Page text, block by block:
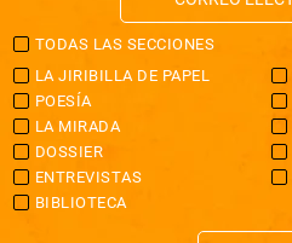
TODAS LAS SECCIONES
LA JIRIBILLA DE PAPEL
POESÍA
LA MIRADA
DOSSIER
ENTREVISTAS
BIBLIOTECA